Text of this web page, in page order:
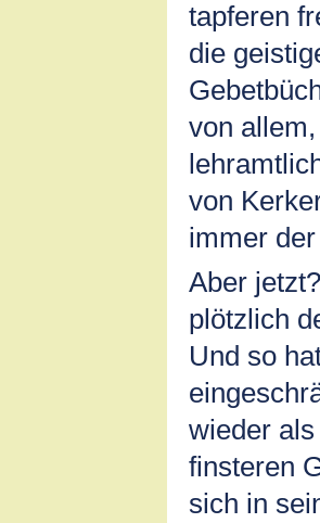
tapferen
die
von
von
immer
Aber
plötzlich
Und so
wieder
finsteren
sich in